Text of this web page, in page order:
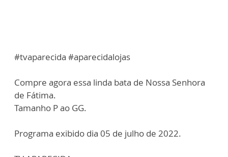
#tvaparecida #aparecidalojas
Compre agora essa linda bata de Nossa Senhora
de Fátima.
Tamanho P ao GG.
Programa exibido dia 05 de julho de 2022.